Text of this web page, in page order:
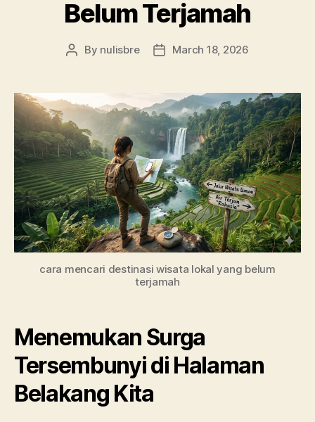
Belum Terjamah
Post
By nulisbre
PostMarch 18, 2026
cara mencari destinasi wisata lokal yang belum
terjamah
Menemukan Surga
Tersembunyi di Halaman
Belakang Kita